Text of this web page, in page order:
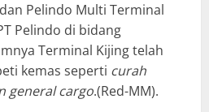
Pelindo Multi Terminal
Pelindo di bidang
Terminal Kijing telah
kemas seperti curah
general cargo.(Red-MM).